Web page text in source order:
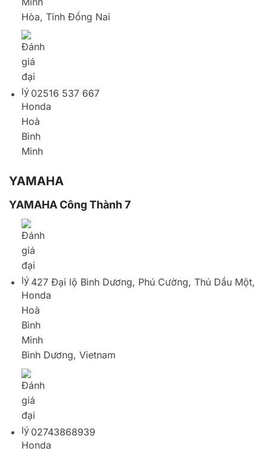
YAMAHA
YAMAHA Công Thành 7
427 Đại lộ Bình Dương, Phú Cường, Thủ Dầu Một,
Bình Dương, Vietnam
02743868939
YAMAHA Công Thành 6